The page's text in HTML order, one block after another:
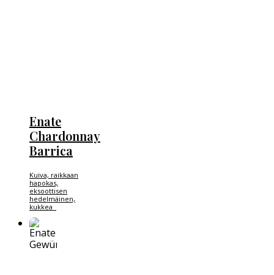
Enate
Chardonnay
Barrica
Kuiva, raikkaan
hapokas,
eksoottisen
hedelmäinen,
kukkea